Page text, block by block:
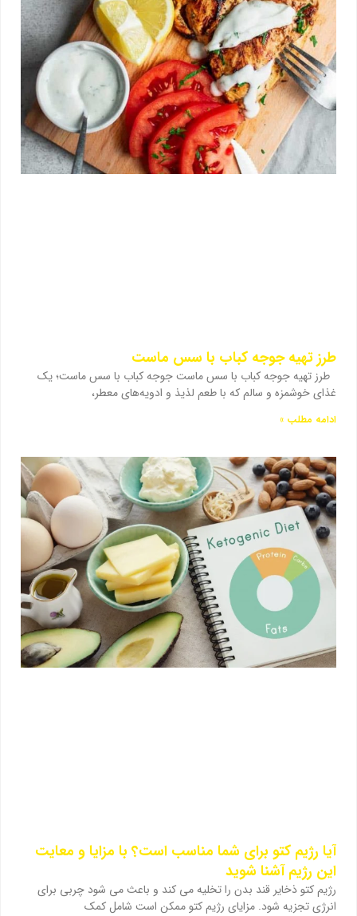
طرز تهیه جوجه کباب با سس ماست
طرز تهیه جوجه کباب با سس ماست جوجه کباب با سس ماست؛ یک
غذای خوشمزه و سالم که با طعم لذیذ و ادویه‌های معطر،
ادامه مطلب »
آیا رژیم کتو برای شما مناسب است؟ با مزایا و معایت
این رژیم آشنا شوید
رژیم کتو ذخایر قند بدن را تخلیه می کند و باعث می شود چربی برای
انرژی تجزیه شود. مزایای رژیم کتو ممکن است شامل کمک